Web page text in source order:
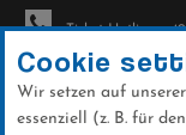
Ticket-Hotline:
Cookie
Wir setzen auf
essenziell (z. B. für